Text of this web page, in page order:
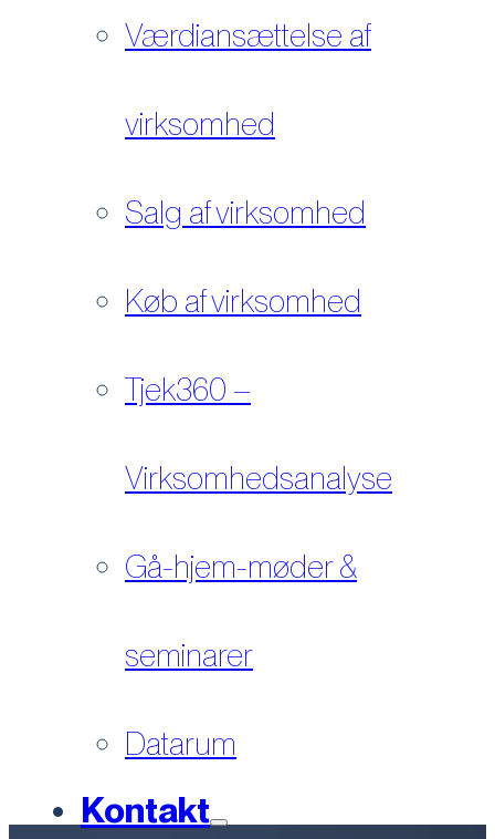
Værdiansættelse af
virksomhed
Salg af virksomhed
Køb af virksomhed
Tjek360 –
Virksomhedsanalyse
Gå-hjem-møder &
seminarer
Datarum
Kontakt